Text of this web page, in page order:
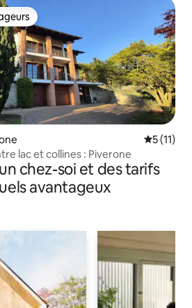
les plus appréciés
5 (11)
lac et collines : Piverone
chez-soi et des tarifs
avantageux